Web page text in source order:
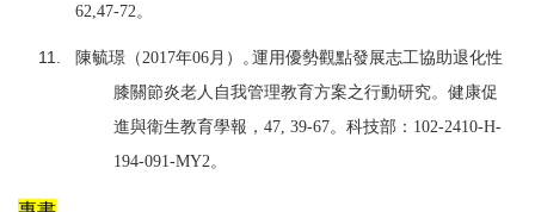
62,47-72。
陳毓璟（2017年06月） 。 運用優勢觀點發展志工協助退化性
膝關節炎老人自我管理教育方案之行動研究。健康促
進與衛生教育學報，47, 39-67。科技部： 102-2410-H-
194-091-MY2。